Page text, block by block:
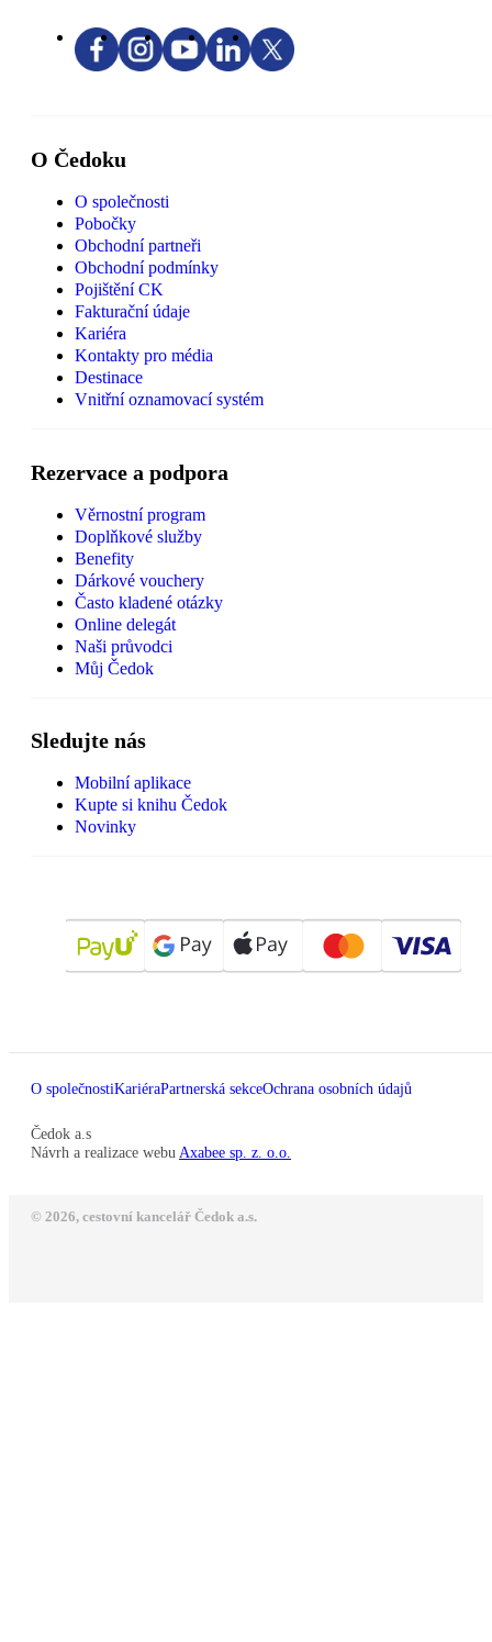
O Čedoku
O společnosti
Pobočky
Obchodní partneři
Obchodní podmínky
Pojištění CK
Fakturační údaje
Kariéra
Kontakty pro média
Destinace
Vnitřní oznamovací systém
Rezervace a podpora
Věrnostní program
Doplňkové služby
Benefity
Dárkové vouchery
Často kladené otázky
Online delegát
Naši průvodci
Můj Čedok
Sledujte nás
Mobilní aplikace
Kupte si knihu Čedok
Novinky
O společnostiKariéraPartnerská sekceOchrana osobních údajů
Čedok a.s
Návrh a realizace webu Axabee sp. z. o.o.
© 2026, cestovní kancelář Čedok a.s.